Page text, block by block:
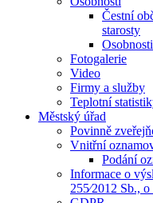
Čestní
starosty
Fotogalerie
Video
Firmy a služby
Teplotní
Městský úřad
Povinně
Vnitřní
Podání
Informace o
255⁄2012 Sb.,